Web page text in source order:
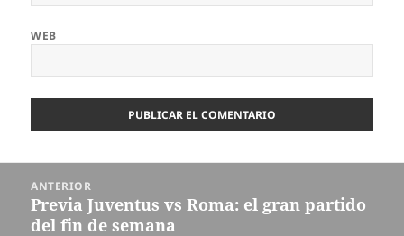
WEB
entradas
ANTERIOR
Entrada
anterior:
Previa Juventus vs Roma: el gran partido
del fin de semana